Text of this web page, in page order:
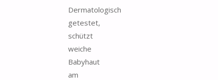
Dermatologisch
getestet,
schützt
weiche
Babyhaut
am